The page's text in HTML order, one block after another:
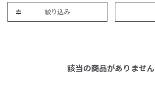
絞り込み
該当の商品がありません